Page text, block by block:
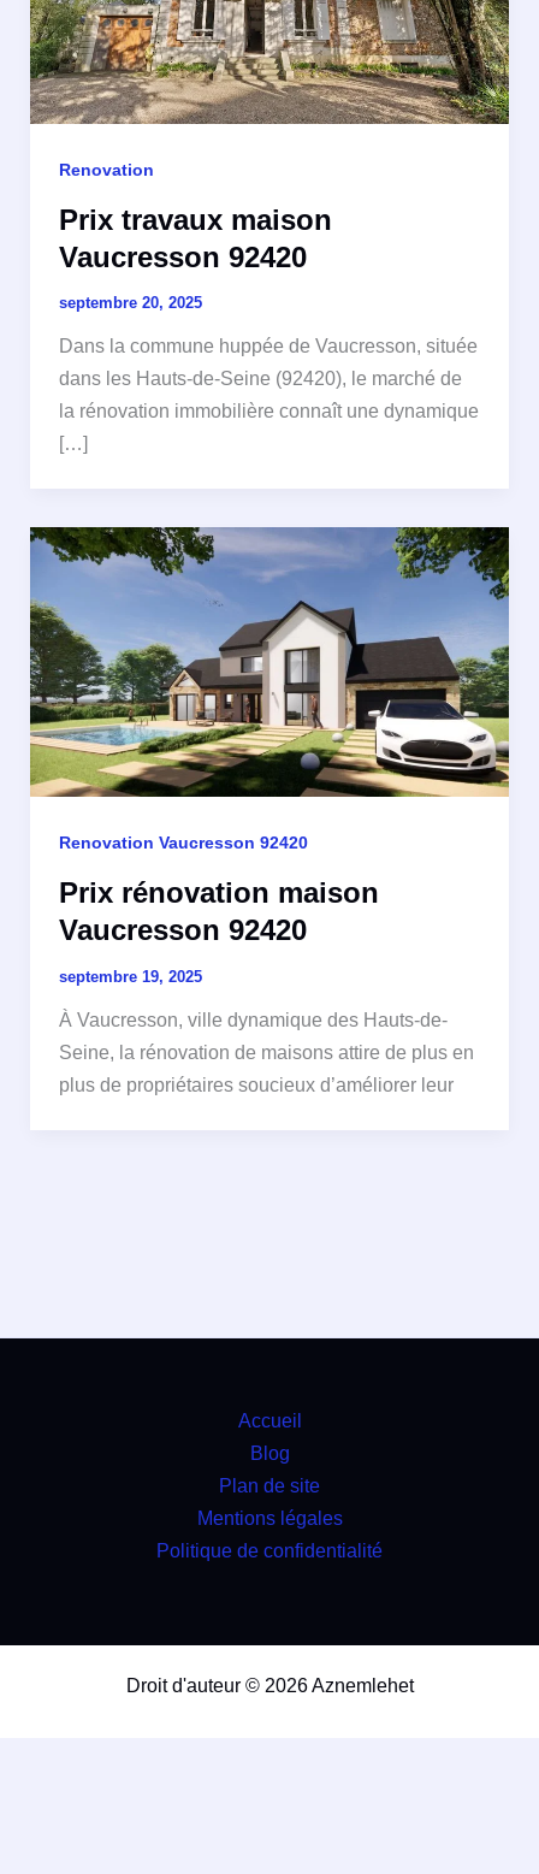
Renovation
Prix travaux maison
Vaucresson 92420
septembre 20, 2025
Dans la commune huppée de Vaucresson, située
dans les Hauts-de-Seine (92420), le marché de
la rénovation immobilière connaît une dynamique
[…]
Renovation Vaucresson 92420
Prix rénovation maison
Vaucresson 92420
septembre 19, 2025
À Vaucresson, ville dynamique des Hauts-de-
Seine, la rénovation de maisons attire de plus en
plus de propriétaires soucieux d’améliorer leur
Accueil
Blog
Plan de site
Mentions légales
Politique de confidentialité
Droit d'auteur © 2026 Aznemlehet